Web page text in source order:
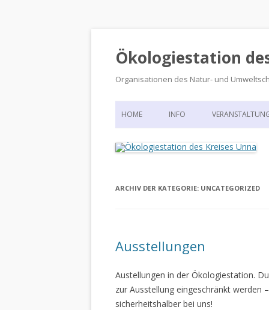
Ökologiestation
Organisationen des Natur- und
HOME INFO
ARCHIV DER KATEGORIE: UNCATEGORIZED
Ausstellungen
Austellungen in der Ökologiestation.
zur Ausstellung eingeschränkt werden
sicherheitshalber bei uns!